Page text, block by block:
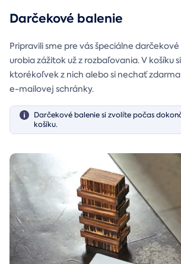
Darčekové balenie
Pripravili sme pre vás špeciálne
urobia zážitok už z rozbaľovania. V košíku
ktorékoľvek z nich alebo si nechať
e-mailovej schránky.
Darčekové balenie si zvolíte počas
košíku.